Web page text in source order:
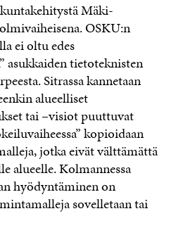
Mäki-
OSKU:n
ei oltu edes
asukkaiden tietoteknisten
Sitrassa kannetaan
alueelliset
tai –visiot puuttuvat
kopioidaan
jotka eivät välttämättä
alueelle. Kolmannessa
hyödyntäminen on
sovelletaan tai